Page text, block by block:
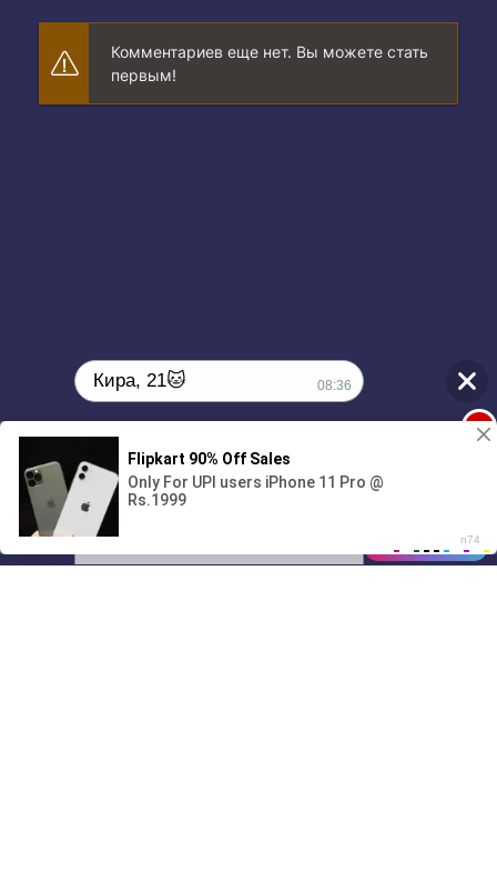
Комментариев еще нет. Вы можете стать
первым!
01/07
00:00
Кира, 21🐱 08:36
Поиграешь со мной? 💖🐾
1